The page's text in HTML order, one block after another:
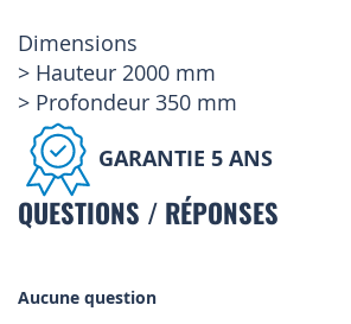
Dimensions
> Hauteur 2000 mm
> Profondeur 350 mm
GARANTIE 5 ANS
QUESTIONS / RÉPONSES
Aucune question